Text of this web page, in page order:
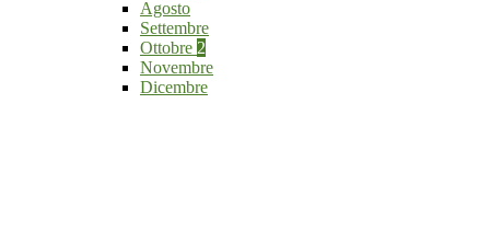
Agosto
Settembre
Ottobre 2
Novembre
Dicembre